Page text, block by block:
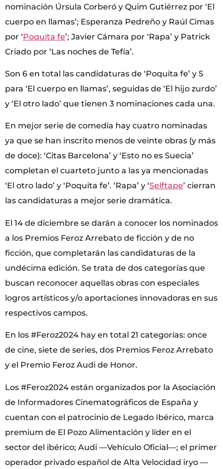
nominación Úrsula Corberó y Quim Gutiérrez por ‘El
cuerpo en llamas’; Esperanza Pedreño y Raúl Cimas
por ‘Poquita fe’; Javier Cámara por ‘Rapa’ y Patrick
Criado por ‘Las noches de Tefía’.
Son 6 en total las candidaturas de ‘Poquita fe’ y 5
para ‘El cuerpo en llamas’, seguidas de ‘El hijo zurdo’
y ‘El otro lado’ que tienen 3 nominaciones cada una.
En mejor serie de comedia hay cuatro nominadas
ya que se han inscrito menos de veinte obras (y más
de doce): ‘Citas Barcelona’ y ‘Esto no es Suecia’
completan el cuarteto junto a las ya mencionadas
‘El otro lado’ y ‘Poquita fe’. ‘Rapa’ y ‘Selftape’ cierran
las candidaturas a mejor serie dramática.
El 14 de diciembre se darán a conocer los nominados
a los Premios Feroz Arrebato de ficción y de no
ficción, que completarán las candidaturas de la
undécima edición. Se trata de dos categorías que
buscan reconocer aquellas obras con especiales
logros artísticos y/o aportaciones innovadoras en sus
respectivos campos.
En los #Feroz2024 hay en total 21 categorías: once
de cine, siete de series, dos Premios Feroz Arrebato
y el Premio Feroz Audi de Honor.
Los #Feroz2024 están organizados por la Asociación
de Informadores Cinematográficos de España y
cuentan con el patrocinio de Legado Ibérico, marca
premium de El Pozo Alimentación y líder en el
sector del ibérico; Audi —Vehículo Oficial—; el primer
operador privado español de Alta Velocidad iryo —